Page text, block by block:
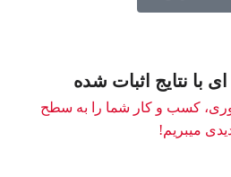
با نتایج اثبات شده
کسب و کار شما را به سطح
میبریم!